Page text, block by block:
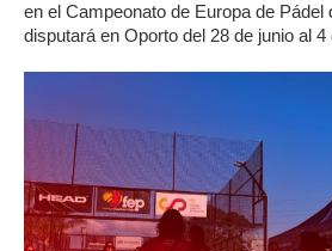
en el Campeonato de Europa de Pádel
disputará en Oporto del 28 de junio al 4